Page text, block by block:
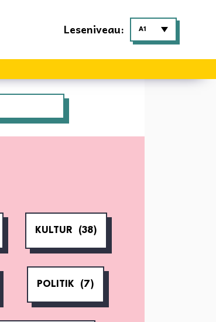
Leseniveau: A1
KULTUR (38)
POLITIK (7)